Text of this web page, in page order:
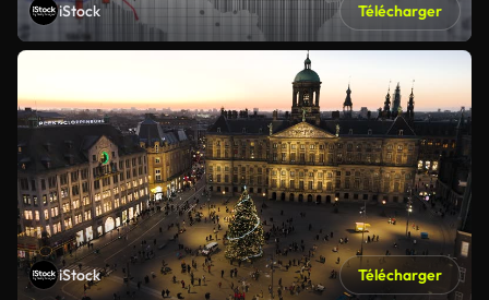
iStock Télécharger
iStock Télécharger